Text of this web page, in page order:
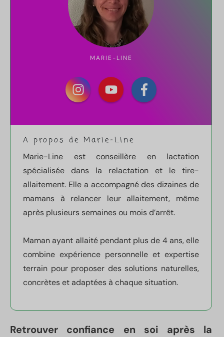
MARIE-LINE
A propos de Marie-Line
Marie-Line est conseillère en lactation
spécialisée dans la relactation et le tire-
allaitement. Elle a accompagné des dizaines de
mamans à relancer leur allaitement, même
après plusieurs semaines ou mois d’arrêt.
Maman ayant allaité pendant plus de 4 ans, elle
combine expérience personnelle et expertise
terrain pour proposer des solutions naturelles,
concrètes et adaptées à chaque situation.
Retrouver confiance en soi après la